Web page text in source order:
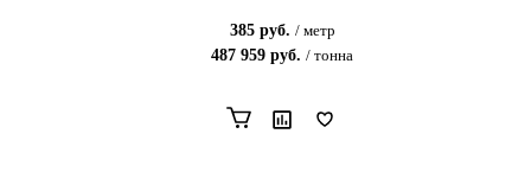
385руб. / метр
487 959 руб. / тонна